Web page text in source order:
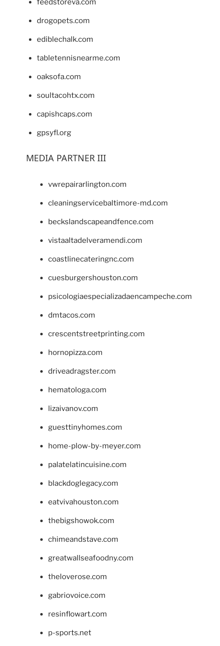
feedstoreva.com
drogopets.com
ediblechalk.com
tabletennisnearme.com
oaksofa.com
soultacohtx.com
capishcaps.com
gpsyfl.org
MEDIA PARTNER III
vwrepairarlington.com
cleaningservicebaltimore-md.com
beckslandscapeandfence.com
vistaaltadelveramendi.com
coastlinecateringnc.com
cuesburgershouston.com
psicologiaespecializadaencampeche.com
dmtacos.com
crescentstreetprinting.com
hornopizza.com
driveadragster.com
hematologa.com
lizaivanov.com
guesttinyhomes.com
home-plow-by-meyer.com
palatelatincuisine.com
blackdoglegacy.com
eatvivahouston.com
thebigshowok.com
chimeandstave.com
greatwallseafoodny.com
theloverose.com
gabriovoice.com
resinflowart.com
p-sports.net